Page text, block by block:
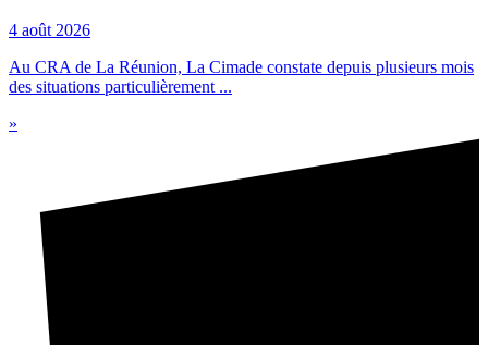
4 août 2026
Au CRA de La Réunion, La Cimade constate depuis plusieurs mois
des situations particulièrement ...
»